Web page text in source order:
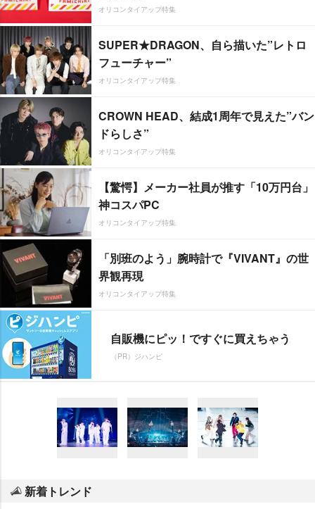
オリコンタイアップ特集
SUPER★DRAGON、自ら描いた”レトロ
フューチャー”
オリコンタイアップ特集
CROWN HEAD、結成1周年で見えた”バン
ドらしさ”
オリコンタイアップ特集
【驚愕】メーカー社員が推す「10万円台」
神コスパPC
オリコンタイアップ特集
「別班のよう」腕時計で『VIVANT』の世
界観再現
オリコンタイアップ特集
自販機にピッ！ですぐに買えちゃう
（PR）ジハンピ
新着トレンド